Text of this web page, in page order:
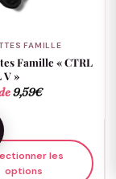
FAMILLE
Famille « CTRL
V »
9,59€
les
options